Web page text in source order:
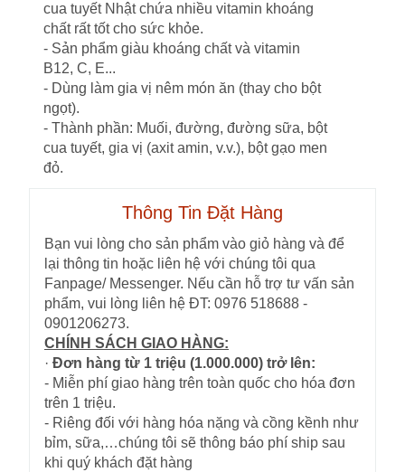
cua tuyết Nhật chứa nhiều vitamin khoáng
chất rất tốt cho sức khỏe.
- Sản phẩm giàu khoáng chất và vitamin
B12, C, E...
- Dùng làm gia vị nêm món ăn (thay cho bột
ngọt).
- Thành phần: Muối, đường, đường sữa, bột
cua tuyết, gia vị (axit amin, v.v.), bột gạo men
đỏ.
Thông Tin Đặt Hàng
Bạn vui lòng cho sản phẩm vào giỏ hàng và để
lại thông tin hoặc liên hệ với chúng tôi qua
Fanpage/ Messenger. Nếu cần hỗ trợ tư vấn sản
phẩm, vui lòng liên hệ ĐT: 0976 518688 -
0901206273.
CHÍNH SÁCH GIAO HÀNG:
· Đơn hàng từ 1 triệu (1.000.000) trở lên:
- Miễn phí giao hàng trên toàn quốc cho hóa đơn
trên 1 triệu.
- Riêng đối với hàng hóa nặng và cồng kềnh như
bỉm, sữa,…chúng tôi sẽ thông báo phí ship sau
khi quý khách đặt hàng